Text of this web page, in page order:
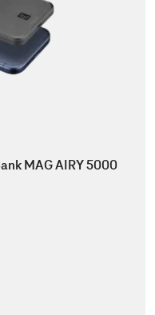
MAG AIRY 5000